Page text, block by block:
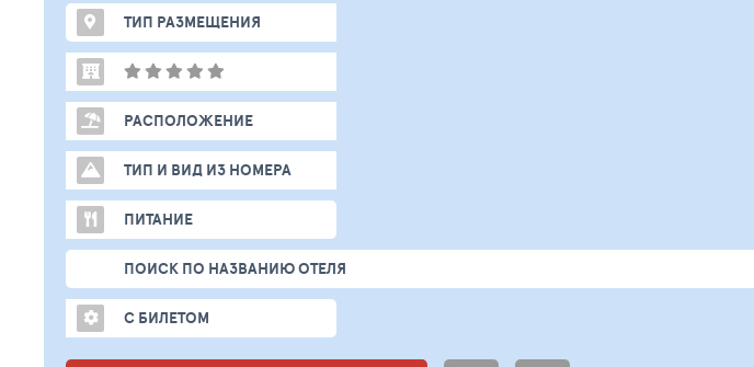
ТИП РАЗМЕЩЕНИЯ
РАСПОЛОЖЕНИЕ
ТИП И ВИД ИЗ НОМЕРА
ПИТАНИЕ
ПОИСК ПО НАЗВАНИЮ ОТЕЛЯ
С БИЛЕТОМ